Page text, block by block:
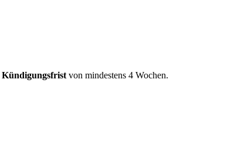
Kündigungsfrist von mindestens 4 Wochen.